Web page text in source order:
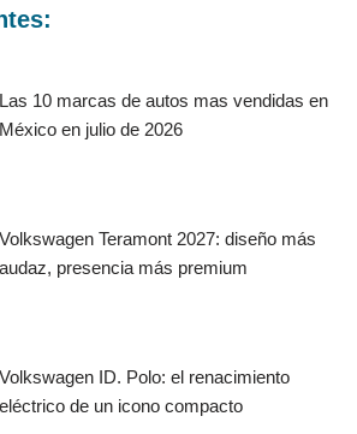
Las 10 marcas de autos mas vendidas en
México en julio de 2026
Volkswagen Teramont 2027: diseño más
audaz, presencia más premium
Volkswagen ID. Polo: el renacimiento
eléctrico de un icono compacto